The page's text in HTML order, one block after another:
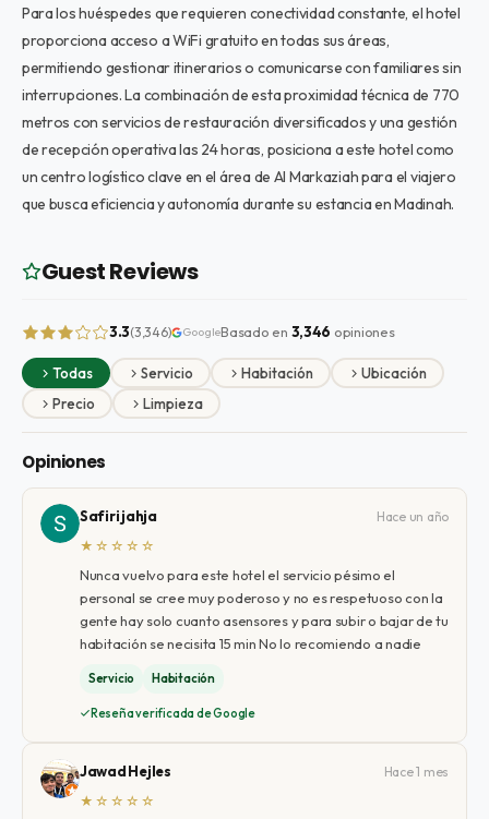
Para los huéspedes que requieren conectividad constante, el hotel
proporciona acceso a WiFi gratuito en todas sus áreas,
permitiendo gestionar itinerarios o comunicarse con familiares sin
interrupciones. La combinación de esta proximidad técnica de 770
metros con servicios de restauración diversificados y una gestión
de recepción operativa las 24 horas, posiciona a este hotel como
un centro logístico clave en el área de Al Markaziah para el viajero
que busca eficiencia y autonomía durante su estancia en Madinah.
Guest Reviews
3.3(3,346) GoogleBasado en 3,346 opiniones
Todas Servicio Habitación
Ubicación
Precio
Limpieza
Opiniones
Safiri jahja
Hace un año
★☆☆☆☆
Nunca vuelvo para este hotel el servicio pésimo el
personal se cree muy poderoso y no es respetuoso con la
gente hay solo cuanto asensores y para subir o bajar de tu
habitación se necisita 15 min No lo recomiendo a nadie
Servicio Habitación
Reseña verificada de Google
Jawad Hejles
Hace 1 mes
★☆☆☆☆